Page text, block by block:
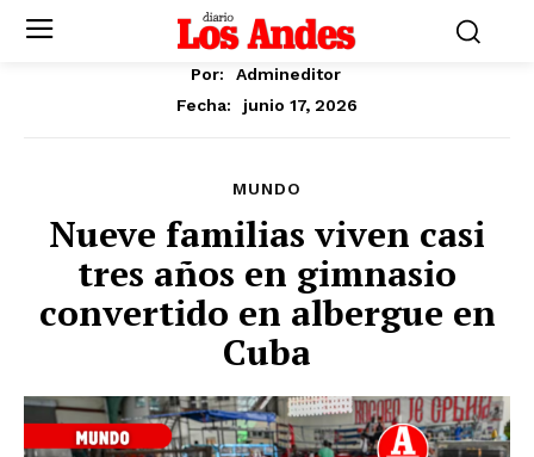
Por:
Admineditor
Fecha:
junio 17, 2026
MUNDO
Nueve familias viven casi
tres años en gimnasio
convertido en albergue en
Cuba